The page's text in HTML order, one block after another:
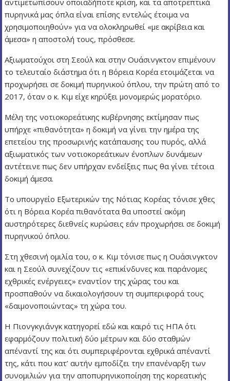
αντιμετωπίσουν οποιαδήποτε κρίση, και τα αποτρεπτικά
πυρηνικά μας όπλα είναι επίσης εντελώς έτοιμα να
χρησιμοποιηθούν» για να ολοκληρωθεί «με ακρίβεια και
άμεσα» η αποστολή τους, πρόσθεσε.
Αξιωματούχοι στη Σεούλ και στην Ουάσινγκτον επιμένουν
το τελευταίο διάστημα ότι η Βόρεια Κορέα ετοιμάζεται να
προχωρήσει σε δοκιμή πυρηνικού όπλου, την πρώτη από το
2017, όταν ο κ. Κιμ είχε κηρύξει μονομερώς μορατόριο.
Μέλη της νοτιοκορεάτικης κυβέρνησης εκτίμησαν πως
υπήρχε «πιθανότητα» η δοκιμή να γίνει την ημέρα της
επετείου της προσωρινής κατάπαυσης του πυρός, αλλά
αξιωματικός των νοτιοκορεάτικων ένοπλων δυνάμεων
αντέτεινε πως δεν υπήρχαν ενδείξεις πως θα γίνει τέτοια
δοκιμή άμεσα.
Το υπουργείο Εξωτερικών της Νότιας Κορέας τόνισε χθες
ότι η Βόρεια Κορέα πιθανότατα θα υποστεί ακόμη
αυστηρότερες διεθνείς κυρώσεις εάν προχωρήσει σε δοκιμή
πυρηνικού όπλου.
Στη χθεσινή ομιλία του, ο κ. Κιμ τόνισε πως η Ουάσινγκτον
και η Σεούλ συνεχίζουν τις «επικίνδυνες και παράνομες
εχθρικές ενέργειες» εναντίον της χώρας του και
προσπαθούν να δικαιολογήσουν τη συμπεριφορά τους
«δαιμονοποιώντας» τη χώρα του.
Η Πιονγκγιάνγκ κατηγορεί εδώ και καιρό τις ΗΠΑ ότι
εφαρμόζουν πολιτική δύο μέτρων και δύο σταθμών
απέναντί της και ότι συμπεριφέρονται εχθρικά απέναντί
της, κάτι που κατ’ αυτήν εμποδίζει την επανέναρξη των
συνομιλιών για την αποπυρηνικοποίηση της κορεατικής